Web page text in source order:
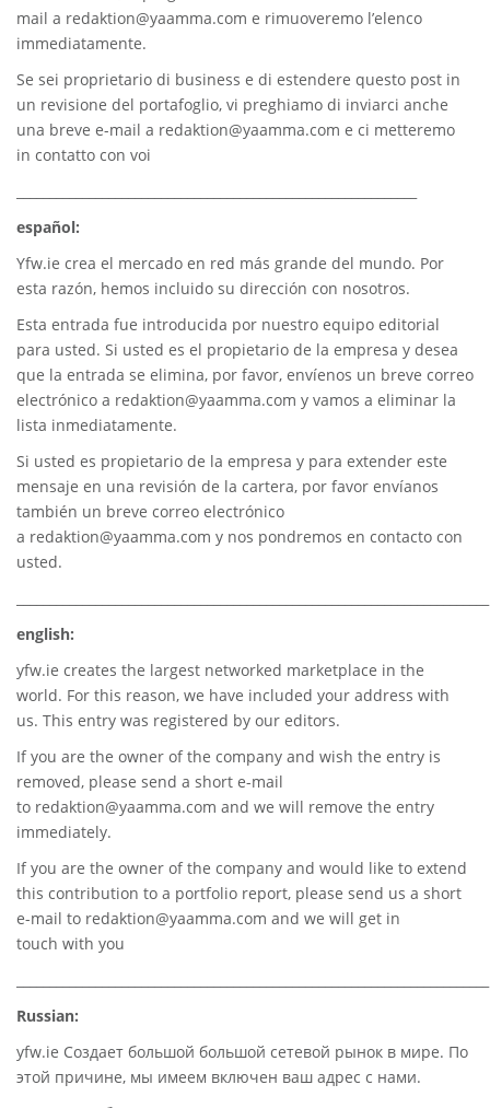
mail a redaktion@yaamma.com e rimuoveremo l’elenco
immediatamente.
Se sei proprietario di business e di estendere questo post in
un revisione del portafoglio, vi preghiamo di inviarci anche
una breve e-mail a redaktion@yaamma.com e ci metteremo
in contatto con voi
español:
Yfw.ie crea el mercado en red más grande del mundo. Por
esta razón, hemos incluido su dirección con nosotros.
Esta entrada fue introducida por nuestro equipo editorial
para usted. Si usted es el propietario de la empresa y desea
que la entrada se elimina, por favor, envíenos un breve correo
electrónico a redaktion@yaamma.com y vamos a eliminar la
lista inmediatamente.
Si usted es propietario de la empresa y para extender este
mensaje en una revisión de la cartera, por favor envíanos
también un breve correo electrónico
a redaktion@yaamma.com y nos pondremos en contacto con
usted.
english:
yfw.ie creates the largest networked marketplace in the
world. For this reason, we have included your address with
us. This entry was registered by our editors.
If you are the owner of the company and wish the entry is
removed, please send a short e-mail
to redaktion@yaamma.com and we will remove the entry
immediately.
If you are the owner of the company and would like to extend
this contribution to a portfolio report, please send us a short
e-mail to redaktion@yaamma.com and we will get in
touch with you
Russian:
yfw.ie Создает большой большой сетевой рынок в мире. По
этой причине, мы имеем включен ваш адрес с нами.